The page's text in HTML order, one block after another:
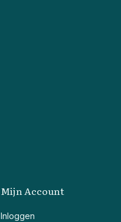
Mijn Account
Inloggen